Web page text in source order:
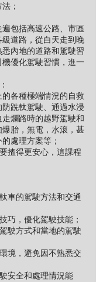
；
包括高速公路、市區
道路，從白天走到晚
悉內地的道路和駕駛習
優化駕駛習慣，進一
各種極端情況的自救
跣軚駕駛、通過水浸
爛路時的越野駕駛和
胎，無電，水滾，甚
處理方案等；
揸得更安心，這課程
車的駕駛方法和交通
巧，優化駕駛技能；
駛方式和當地的駕駛
境，避免因不熟悉交
安全和處理情況能